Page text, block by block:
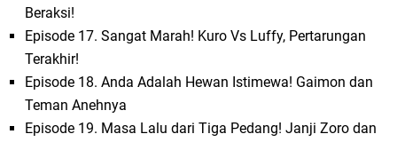
Beraksi!
Episode 17. Sangat Marah! Kuro Vs Luffy, Pertarungan
Terakhir!
Episode 18. Anda Adalah Hewan Istimewa! Gaimon dan
Teman Anehnya
Episode 19. Masa Lalu dari Tiga Pedang! Janji Zoro dan